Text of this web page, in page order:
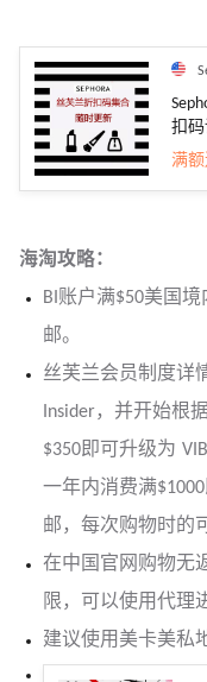
扣
满额
海淘攻略：
BI账户满$50美国
邮。
丝芙兰会员制度详
Insider，并开始根
$350即可升级为
一年内消费满
邮，每次购物时的
在中国官网购物无
限，可以使用代理
建议使用美卡美私